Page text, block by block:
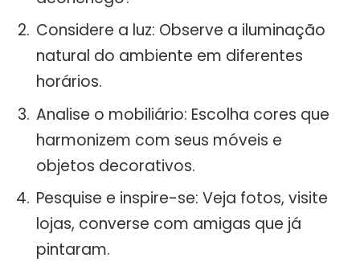
Considere a luz: Observe a iluminação
natural do ambiente em diferentes
horários.
Analise o mobiliário: Escolha cores que
harmonizem com seus móveis e
objetos decorativos.
Pesquise e inspire-se: Veja fotos, visite
lojas, converse com amigas que já
pintaram.